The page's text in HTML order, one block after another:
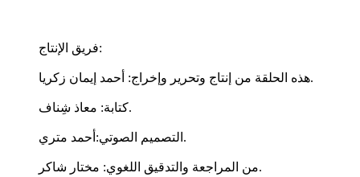
فريق الإنتاج:
هذه الحلقة من إنتاج وتحرير وإخراج: أحمد إيمان زكريا.
كتابة: معاذ شِناف.
التصميم الصوتي:أحمد متري.
من المراجعة والتدقيق اللغوي: مختار شاكر.